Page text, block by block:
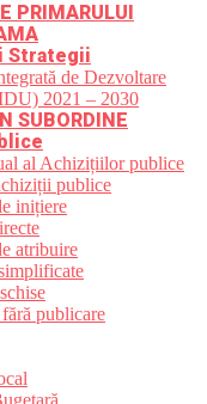
PRIMARULUI
Strategii
de Dezvoltare
2021 – 2030
SUBORDINE
al Achizițiilor publice
publice
inițiere
atribuire
publicare